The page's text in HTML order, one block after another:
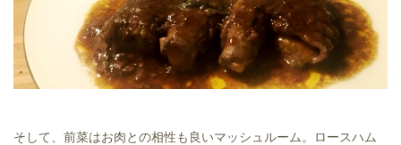
そして、前菜はお肉との相性も良いマッシュルーム。ロースハム